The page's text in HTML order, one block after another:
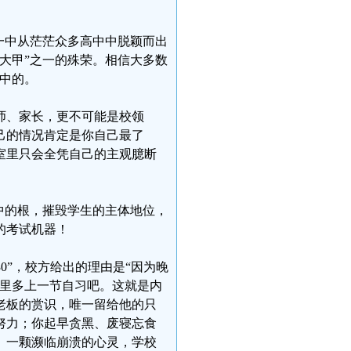
从茫茫众多高中中脱颖而出
甲”之一的殊荣。相信大多数
的。
、家长，更不可能是校领
情况肯定是你自己最了
里只会全凭自己的主观臆断
根，摧毁学生的主体地位，
试机器！
，校方给出的理由是“因为晚
多上一节自习吧。这就是内
的赏识，唯一留给他的只
；你起早贪黑、废寝忘食
颗濒临崩溃的心灵，学校